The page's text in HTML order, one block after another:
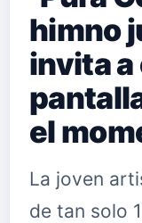
himno
invita a
el
La joven
de tan solo